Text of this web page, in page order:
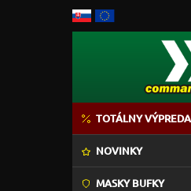
TOTÁLNY
NOVINKY
MASKY BUFKY